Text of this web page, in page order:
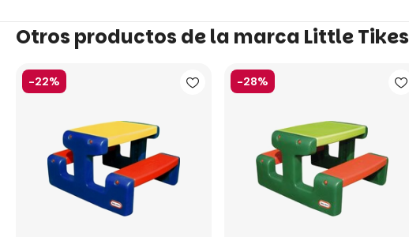
Otros productos de la marca Little Tikes
-22% -28%